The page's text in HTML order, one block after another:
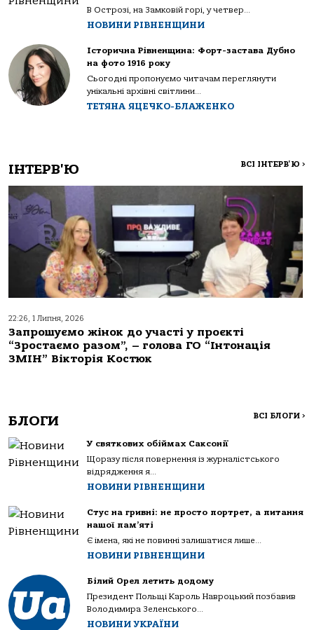
В Острозі, на Замковій горі, у четвер...
НОВИНИ РІВНЕНЩИНИ
Історична Рівненщина: Форт-застава Дубно
на фото 1916 року
Сьогодні пропонуємо читачам переглянути
унікальні архівні світлини...
ТЕТЯНА ЯЦЕЧКО-БЛАЖЕНКО
ІНТЕРВ'Ю ВСІ ІНТЕРВ'Ю >
22:26, 1 Липня, 2026
Запрошуємо жінок до участі у проєкті
“Зростаємо разом”, – голова ГО “Інтонація
ЗМІН” Вікторія Костюк
БЛОГИ ВСІ БЛОГИ >
У святкових обіймах Саксонії
Щоразу після повернення із журналістського
відрядження я...
НОВИНИ РІВНЕНЩИНИ
Стус на гривні: не просто портрет, а питання
нашої пам’яті
Є імена, які не повинні залишатися лише...
НОВИНИ РІВНЕНЩИНИ
Білий Орел летить додому
Президент Польщі Кароль Навроцький позбавив
Володимира Зеленського...
НОВИНИ УКРАЇНИ